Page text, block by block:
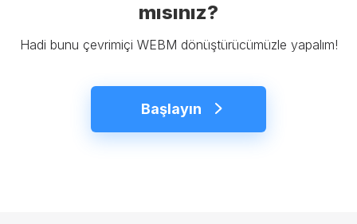
mısınız?
Hadi bunu çevrimiçi WEBM dönüştürücümüzle yapalım!
Başlayın